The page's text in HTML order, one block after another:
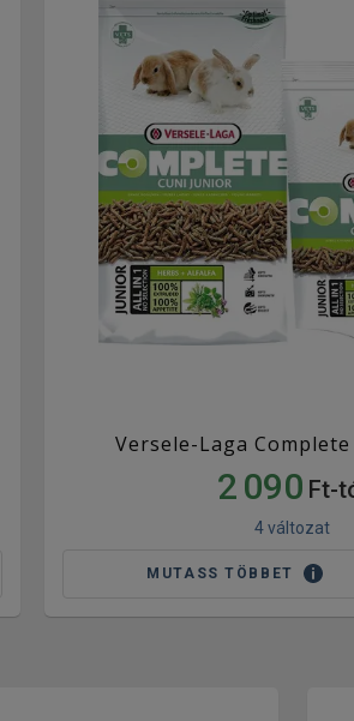
Versele-Laga
2 090 Ft-
4 változat
MUTASS TÖBBET